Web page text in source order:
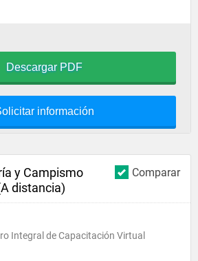
Descargar PDF
información
Comparar
y Campismo
distancia)
Integral de Capacitación Virtual